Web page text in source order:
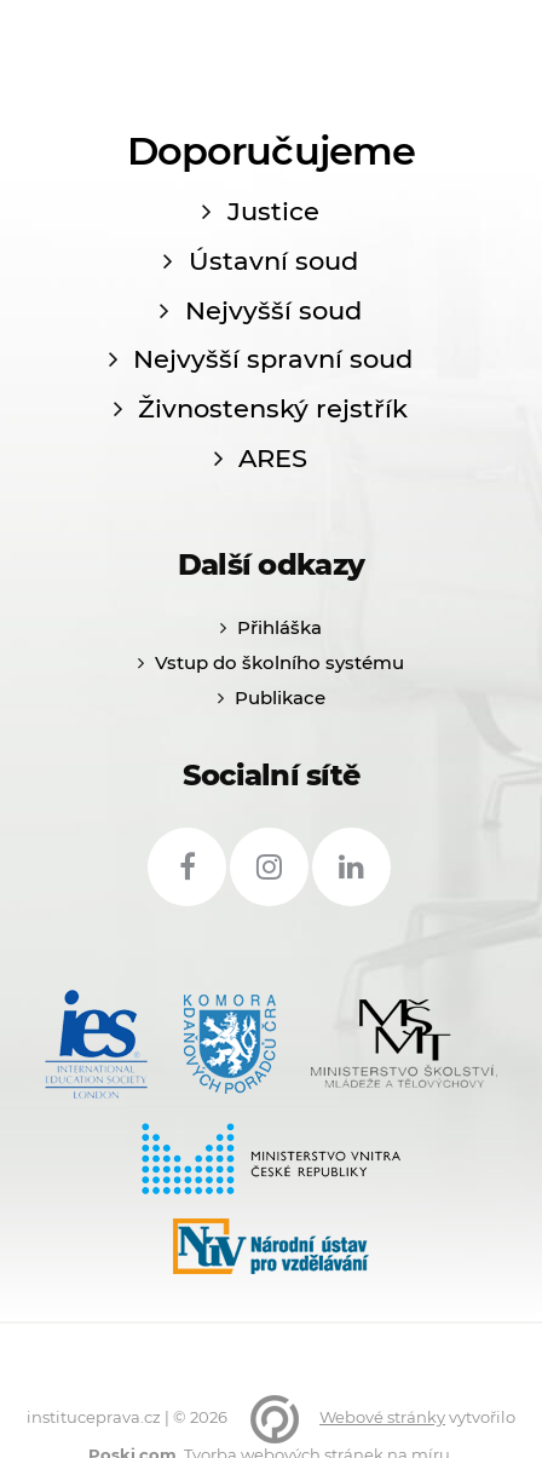
Doporučujeme
Justice
Ústavní soud
Nejvyšší soud
Nejvyšší spravní soud
Živnostenský rejstřík
ARES
Další odkazy
Přihláška
Vstup do školního systému
Publikace
Socialní sítě
instituceprava.cz | © 2026 Webové stránkyvytvořilo
Poski.com Tvorba webových stránek na míru.